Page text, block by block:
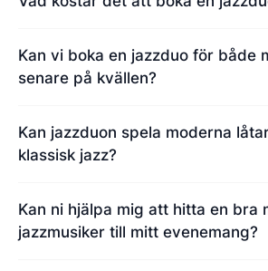
Kan vi boka en jazzduo för både
senare på kvällen?
Kan jazzduon spela moderna
klassisk jazz?
Kan ni hjälpa mig att hitta en bra
jazzmusiker till mitt evenemang?